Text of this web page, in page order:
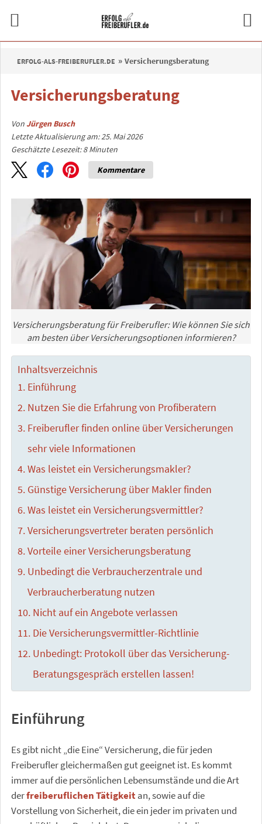
ERFOLG-ALS-FREIBERUFLER.DE Versicherungsberatung
Versicherungsberatung
VonJürgen Busch
Letzte Aktualisierung am: 25. Mai 2026
Geschätzte Lesezeit:8 Minuten
Kommentare
Versicherungsberatung für Freiberufler: Wie können Sie sich
am besten über Versicherungsoptionen informieren?
Inhaltsverzeichnis
Einführung
Nutzen Sie die Erfahrung von Profiberatern
Freiberufler finden online über Versicherungen
sehr viele Informationen
Was leistet ein Versicherungsmakler?
Günstige Versicherung über Makler finden
Was leistet ein Versicherungsvermittler?
Versicherungsvertreter beraten persönlich
Vorteile einer Versicherungsberatung
Unbedingt die Verbraucherzentrale und
Verbraucherberatung nutzen
Nicht auf ein Angebote verlassen
Die Versicherungsvermittler-Richtlinie
Unbedingt: Protokoll über das Versicherung-
Beratungsgespräch erstellen lassen!
Einführung
Es gibt nicht „die Eine“ Versicherung, die für jeden
Freiberufler gleichermaßen gut geeignet ist. Es kommt
immer auf die persönlichen Lebensumstände und die Art
derfreiberuflichen Tätigkeit an, sowie auf die
Vorstellung von Sicherheit, die ein jeder im privaten und